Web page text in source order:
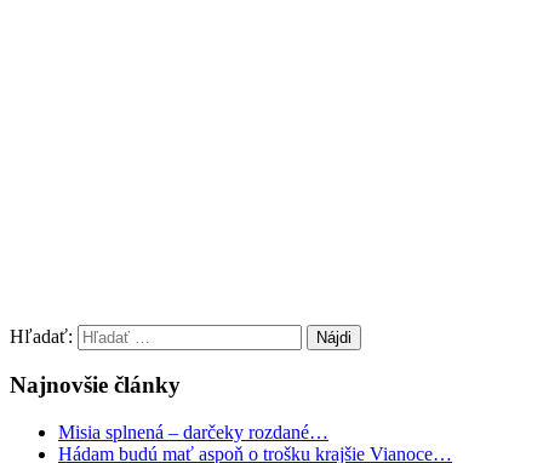
Hľadať:
Najnovšie články
Misia splnená – darčeky rozdané…
Hádam budú mať aspoň o trošku krajšie Vianoce…